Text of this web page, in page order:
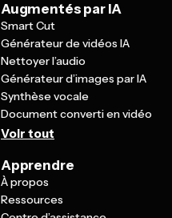
Augmentés par IA
Smart Cut
Générateur de vidéos IA
Nettoyer l’audio
Générateur d’images par IA
Synthèse vocale
Document converti en vidéo
Voir tout
Apprendre
À propos
Ressources